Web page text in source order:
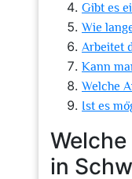
Gibt es
Wie
Arbeitet
Kann
Welche
Ist es
in